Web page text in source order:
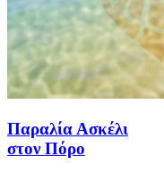
Παραλία Ασκέλι
στον Πόρο